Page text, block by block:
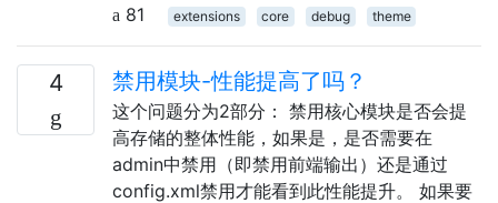
81
extensions core debug theme
4 禁用模块-性能提高了吗？
这个问题分为2部分： 禁用核心模块是否会提
高存储的整体性能，如果是，是否需要在
admin中禁用（即禁用前端输出）还是通过
config.xml禁用才能看到此性能提升。 如果要